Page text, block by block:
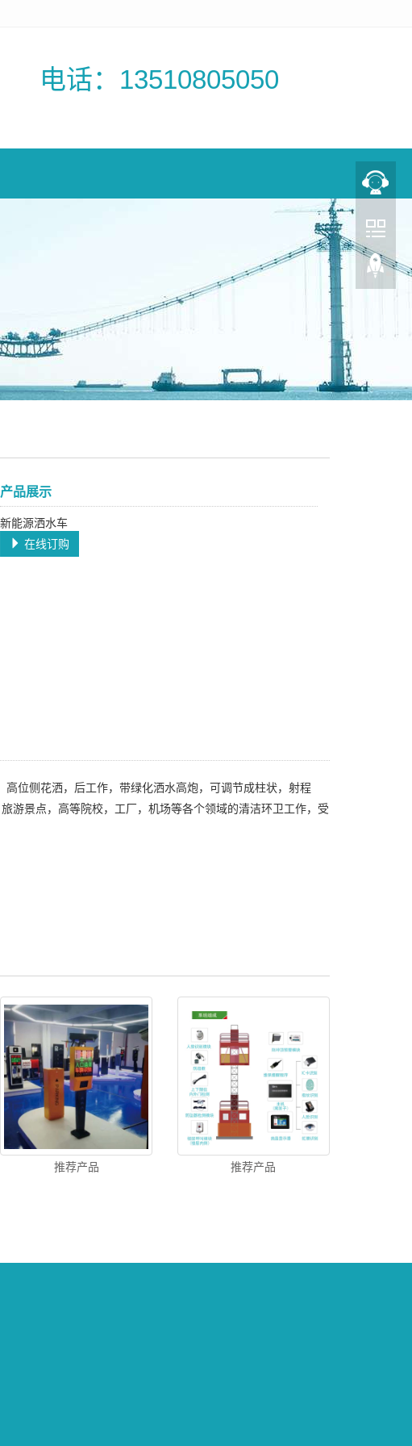
电话：13510805050
产品展示
新能源洒水车
在线订购
位侧花洒，后工作，带绿化洒水高炮，可调节成柱状，射程
游景点，高等院校，工厂，机场等各个领域的清洁环卫工作，受
推荐产品 推荐产品